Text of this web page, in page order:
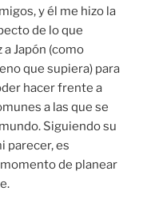
y él me hizo la
de lo que
Japón (como
que supiera) para
hacer frente a
a las que se
Siguiendo su
parecer, es
de planear